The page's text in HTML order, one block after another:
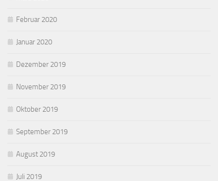
Februar 2020
Januar 2020
Dezember 2019
November 2019
Oktober 2019
September 2019
August 2019
Juli 2019